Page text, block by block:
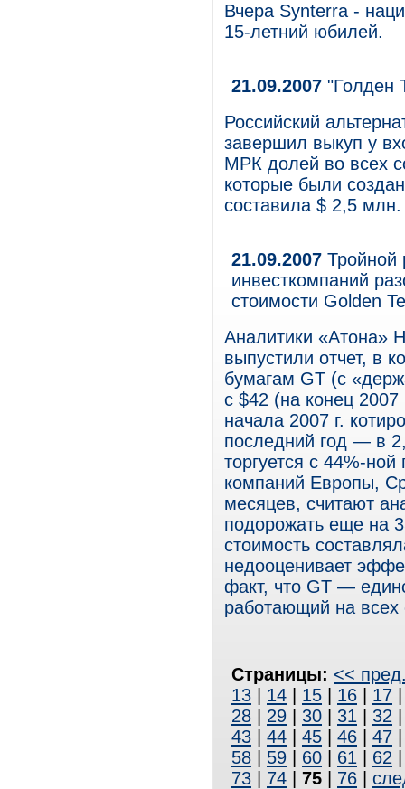
Вчера Synterra -
15-летний юбилей.
21.09.2007 "Голден
Российский
завершил выкуп у
МРК долей во всех
которые были
составила $ 2,5 млн.
21.09.2007 Тройной
инвесткомпаний
стоимости Golden
Аналитики «Атона»
выпустили отчет, в
бумагам GT (с
с $42 (на конец
начала 2007 г.
последний год — в
торгуется с 44%-
компаний Европы,
месяцев, считают
подорожать еще на
стоимость
недооценивает
факт, что GT —
работающий на всех
Страницы: <<
13
14 15 16 17
28
29 30 31 32
43
44 45 46 47
58
59 60 61 62
73
74 75 76